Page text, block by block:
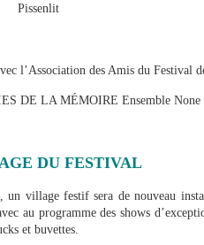
Pissenlit
l’Association des Amis du Festival
DE LA MÉMOIRE Ensemble None
DU FESTIVAL
village festif sera de nouveau
au programme des shows
et buvettes.